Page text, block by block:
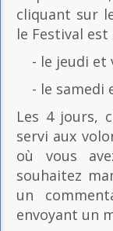
cliquant sur
le Festival
- le jeudi et
- le samedi
Les 4 jours,
servi aux
où vous
souhaitez
un
envoyant un